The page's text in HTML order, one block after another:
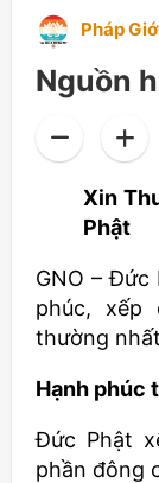
Pháp
Nguồn
Xin
Phật
GNO – Đức
phúc,
thường
Hạnh phúc
Đức Phật
phần đông